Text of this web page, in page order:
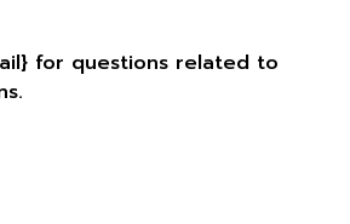
for questions related to